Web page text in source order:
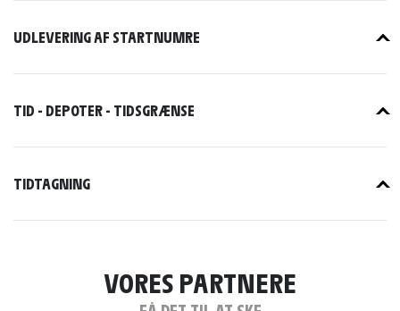
UDLEVERING AF STARTNUMRE
TID - DEPOTER - TIDSGRÆNSE
TIDTAGNING
VORES PARTNERE